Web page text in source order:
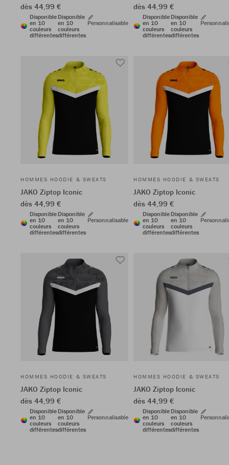
dès 44,99 €
Disponible
en 10
couleurs
différentes
Disponible
en 10
couleurs
différentes
Personnalisable
dès 44,99 €
Disponible
en 10
couleurs
différentes
Disponible
en 10
couleurs
différentes
HOMMES HOODIE & SWEATS
JAKO Ziptop Iconic
dès 44,99 €
Disponible
en 10
couleurs
différentes
Disponible
en 10
couleurs
différentes
Personnalisable
HOMMES HOODIE & SWEATS
JAKO Ziptop Iconic
dès 44,99 €
Disponible
en 10
couleurs
différentes
Disponible
en 10
couleurs
différentes
HOMMES HOODIE & SWEATS
JAKO Ziptop Iconic
dès 44,99 €
Disponible
en 10
couleurs
différentes
Disponible
en 10
couleurs
différentes
Personnalisable
HOMMES HOODIE & SWEATS
JAKO Ziptop Iconic
dès 44,99 €
Disponible
en 10
couleurs
différentes
Disponible
en 10
couleurs
différentes